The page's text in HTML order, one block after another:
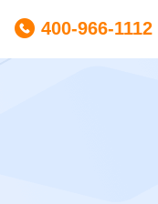
400-966-1112